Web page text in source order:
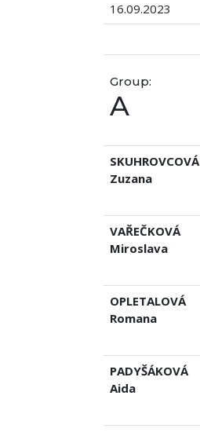
16.09.2023
Group:
A
SKUHROVCOVÁ
Zuzana
VAŘEČKOVÁ
Miroslava
OPLETALOVÁ
Romana
PADYŠÁKOVÁ
Aida